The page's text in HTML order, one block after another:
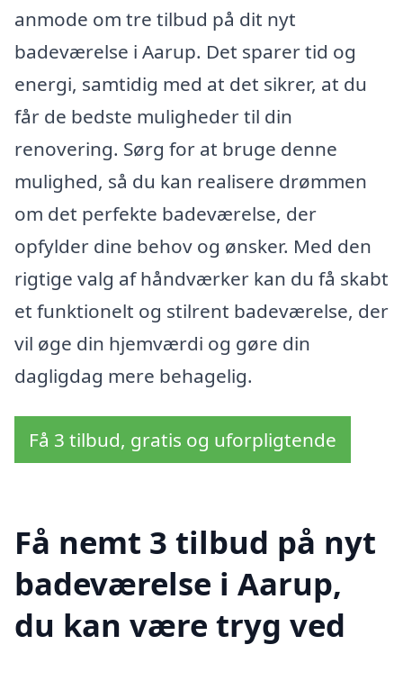
anmode om tre tilbud på dit nyt
badeværelse i Aarup. Det sparer tid og
energi, samtidig med at det sikrer, at du
får de bedste muligheder til din
renovering. Sørg for at bruge denne
mulighed, så du kan realisere drømmen
om det perfekte badeværelse, der
opfylder dine behov og ønsker. Med den
rigtige valg af håndværker kan du få skabt
et funktionelt og stilrent badeværelse, der
vil øge din hjemværdi og gøre din
dagligdag mere behagelig.
Få 3 tilbud, gratis og uforpligtende
Få nemt 3 tilbud på nyt
badeværelse i Aarup,
du kan være tryg ved